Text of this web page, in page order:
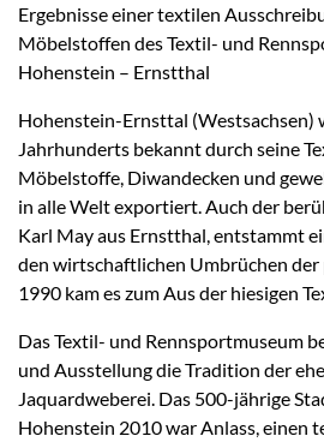
Ergebnisse einer textilen
Möbelstoffen des Textil- und
Hohenstein – Ernstthal
Hohenstein-Ernsttal (Westsachsen)
Jahrhunderts bekannt durch seine
Möbelstoffe, Diwandecken und
in alle Welt exportiert. Auch der
Karl May aus Ernstthal, entstammt
den wirtschaftlichen Umbrüchen
1990 kam es zum Aus der hiesigen
Das Textil- und Rennsportmuseum
und Ausstellung die Tradition der
Jaquardweberei. Das 500-jährige
Hohenstein 2010 war Anlass, einen